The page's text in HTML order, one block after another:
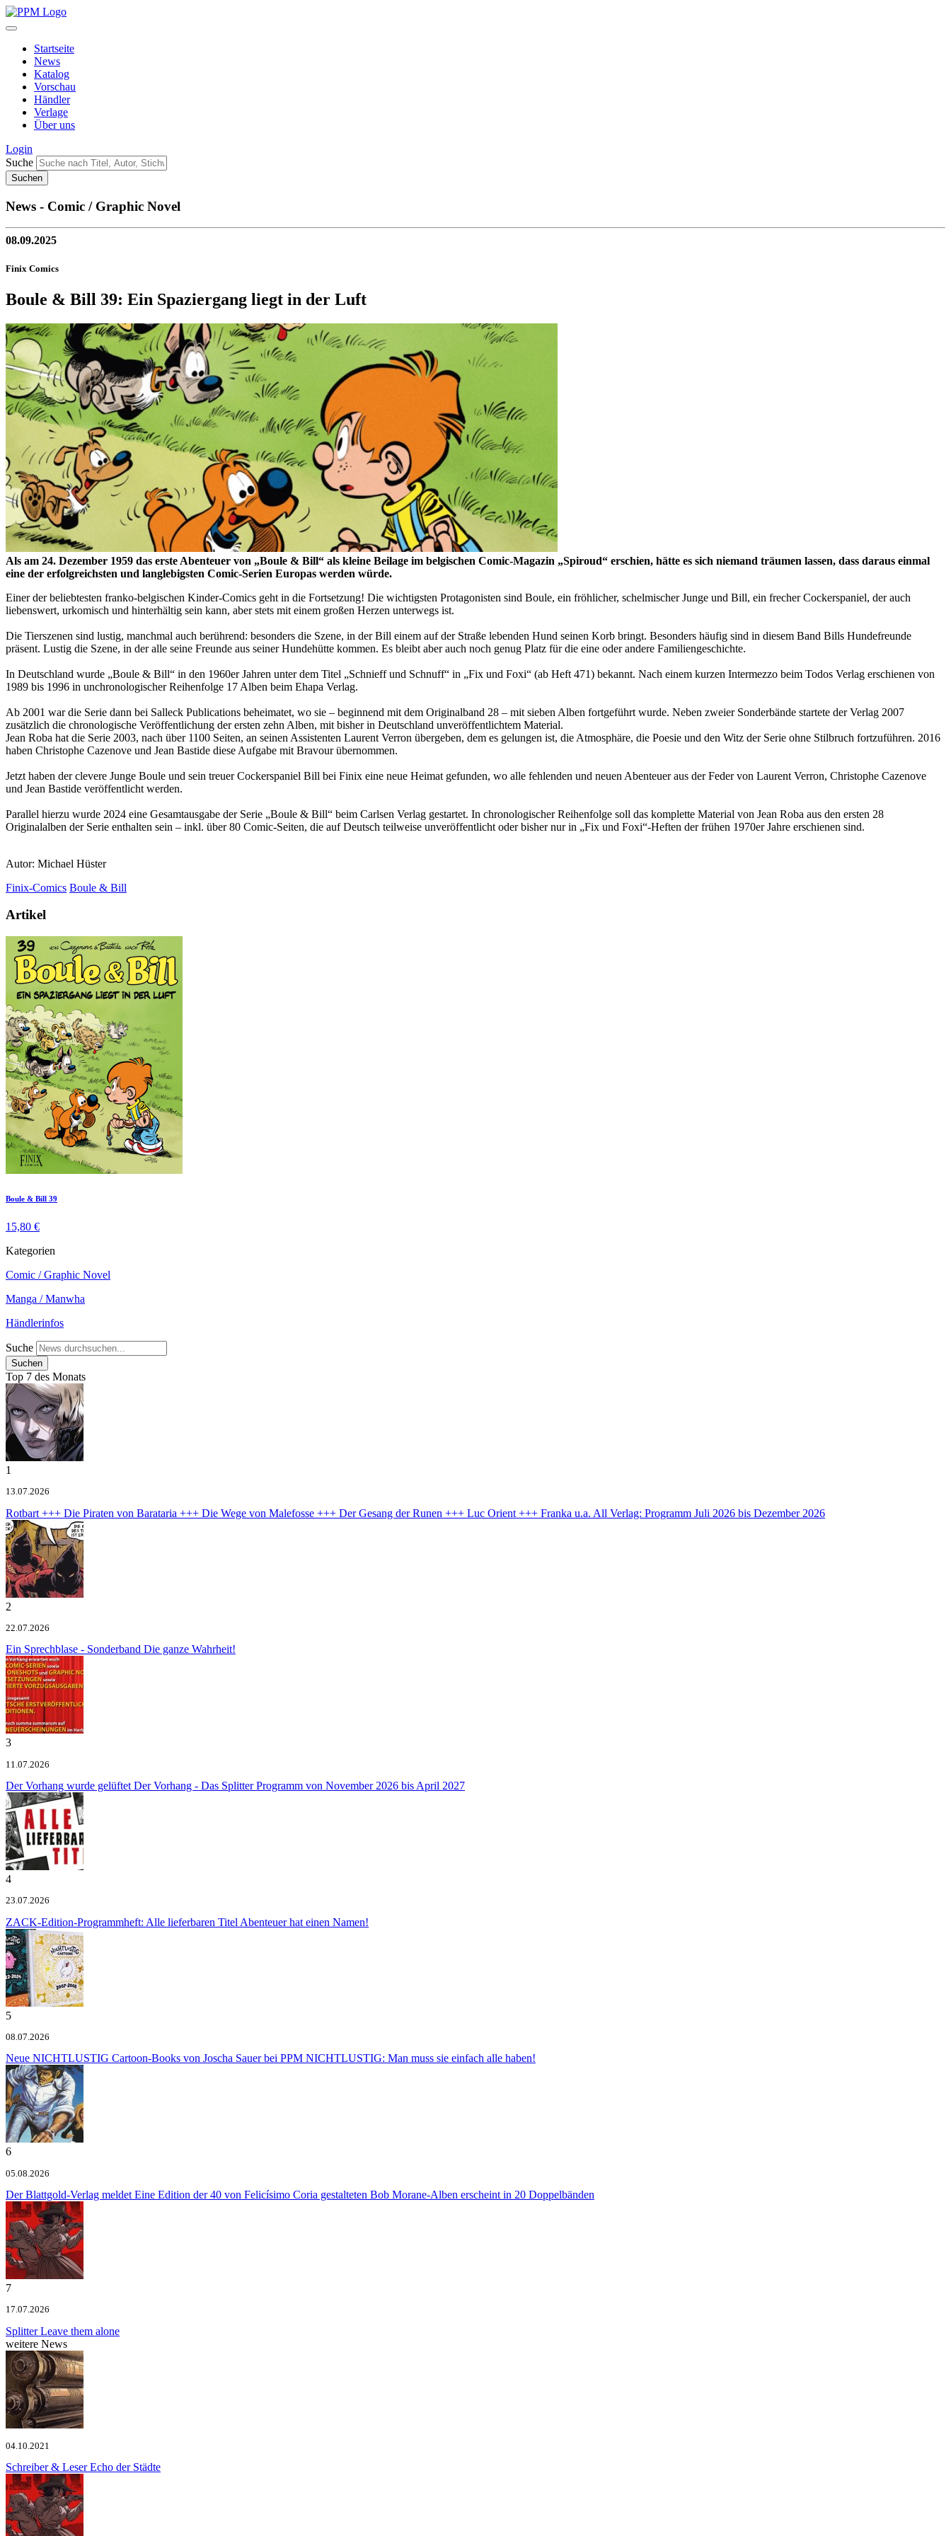
Startseite
News
Katalog
Vorschau
Händler
Verlage
Über uns
Login
Suche
News - Comic / Graphic Novel
08.09.2025
Finix Comics
Boule & Bill 39: Ein Spaziergang liegt in der Luft
Als am 24. Dezember 1959 das erste Abenteuer von „Boule & Bill“ als kleine Beilage im belgischen Comic-Magazin „Spiroud“ erschien, hätte es sich niemand träumen lassen, dass daraus einmal
eine der erfolgreichsten und langlebigsten Comic-Serien Europas werden würde.
Einer der beliebtesten franko-belgischen Kinder-Comics geht in die Fortsetzung! Die wichtigsten Protagonisten sind Boule, ein fröhlicher, schelmischer Junge und Bill, ein frecher Cockerspaniel, der auch
liebenswert, urkomisch und hinterhältig sein kann, aber stets mit einem großen Herzen unterwegs ist.
Die Tierszenen sind lustig, manchmal auch berührend: besonders die Szene, in der Bill einem auf der Straße lebenden Hund seinen Korb bringt. Besonders häufig sind in diesem Band Bills Hundefreunde
präsent. Lustig die Szene, in der alle seine Freunde aus seiner Hundehütte kommen. Es bleibt aber auch noch genug Platz für die eine oder andere Familiengeschichte.
In Deutschland wurde „Boule & Bill“ in den 1960er Jahren unter dem Titel „Schnieff und Schnuff“ in „Fix und Foxi“ (ab Heft 471) bekannt. Nach einem kurzen Intermezzo beim Todos Verlag erschienen von
1989 bis 1996 in unchronologischer Reihenfolge 17 Alben beim Ehapa Verlag.
Ab 2001 war die Serie dann bei Salleck Publications beheimatet, wo sie – beginnend mit dem Originalband 28 – mit sieben Alben fortgeführt wurde. Neben zweier Sonderbände startete der Verlag 2007
zusätzlich die chronologische Veröffentlichung der ersten zehn Alben, mit bisher in Deutschland unveröffentlichtem Material.
Jean Roba hat die Serie 2003, nach über 1100 Seiten, an seinen Assistenten Laurent Verron übergeben, dem es gelungen ist, die Atmosphäre, die Poesie und den Witz der Serie ohne Stilbruch fortzuführen. 2016
haben Christophe Cazenove und Jean Bastide diese Aufgabe mit Bravour übernommen.
Jetzt haben der clevere Junge Boule und sein treuer Cockerspaniel Bill bei Finix eine neue Heimat gefunden, wo alle fehlenden und neuen Abenteuer aus der Feder von Laurent Verron, Christophe Cazenove
und Jean Bastide veröffentlicht werden.
Parallel hierzu wurde 2024 eine Gesamtausgabe der Serie „Boule & Bill“ beim Carlsen Verlag gestartet. In chronologischer Reihenfolge soll das komplette Material von Jean Roba aus den ersten 28
Originalalben der Serie enthalten sein – inkl. über 80 Comic-Seiten, die auf Deutsch teilweise unveröffentlicht oder bisher nur in „Fix und Foxi“-Heften der frühen 1970er Jahre erschienen sind.
Autor: Michael Hüster
Finix-Comics Boule & Bill
Artikel
Boule & Bill 39
15,80 €
Kategorien
Comic / Graphic Novel
Manga / Manwha
Händlerinfos
Suche
Top 7 des Monats
1
13.07.2026
Rotbart +++ Die Piraten von Barataria +++ Die Wege von Malefosse +++ Der Gesang der Runen +++ Luc Orient +++ Franka u.a. All Verlag: Programm Juli 2026 bis Dezember 2026
2
22.07.2026
Ein Sprechblase - Sonderband Die ganze Wahrheit!
3
11.07.2026
Der Vorhang wurde gelüftet Der Vorhang - Das Splitter Programm von November 2026 bis April 2027
4
23.07.2026
ZACK-Edition-Programmheft: Alle lieferbaren Titel Abenteuer hat einen Namen!
5
08.07.2026
Neue NICHTLUSTIG Cartoon-Books von Joscha Sauer bei PPM NICHTLUSTIG: Man muss sie einfach alle haben!
6
05.08.2026
Der Blattgold-Verlag meldet Eine Edition der 40 von Felicísimo Coria gestalteten Bob Morane-Alben erscheint in 20 Doppelbänden
7
17.07.2026
SplitterLeave them alone
weitere News
04.10.2021
Schreiber & LeserEcho der Städte